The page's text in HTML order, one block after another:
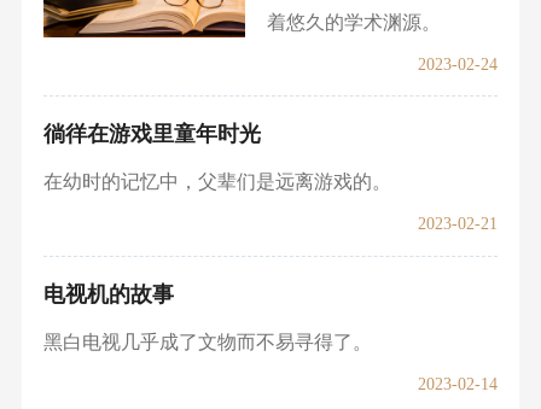
着悠久的学术渊源。
2023-02-24
徜徉在游戏里童年时光
在幼时的记忆中，父辈们是远离游戏的。
2023-02-21
电视机的故事
黑白电视几乎成了文物而不易寻得了。
2023-02-14